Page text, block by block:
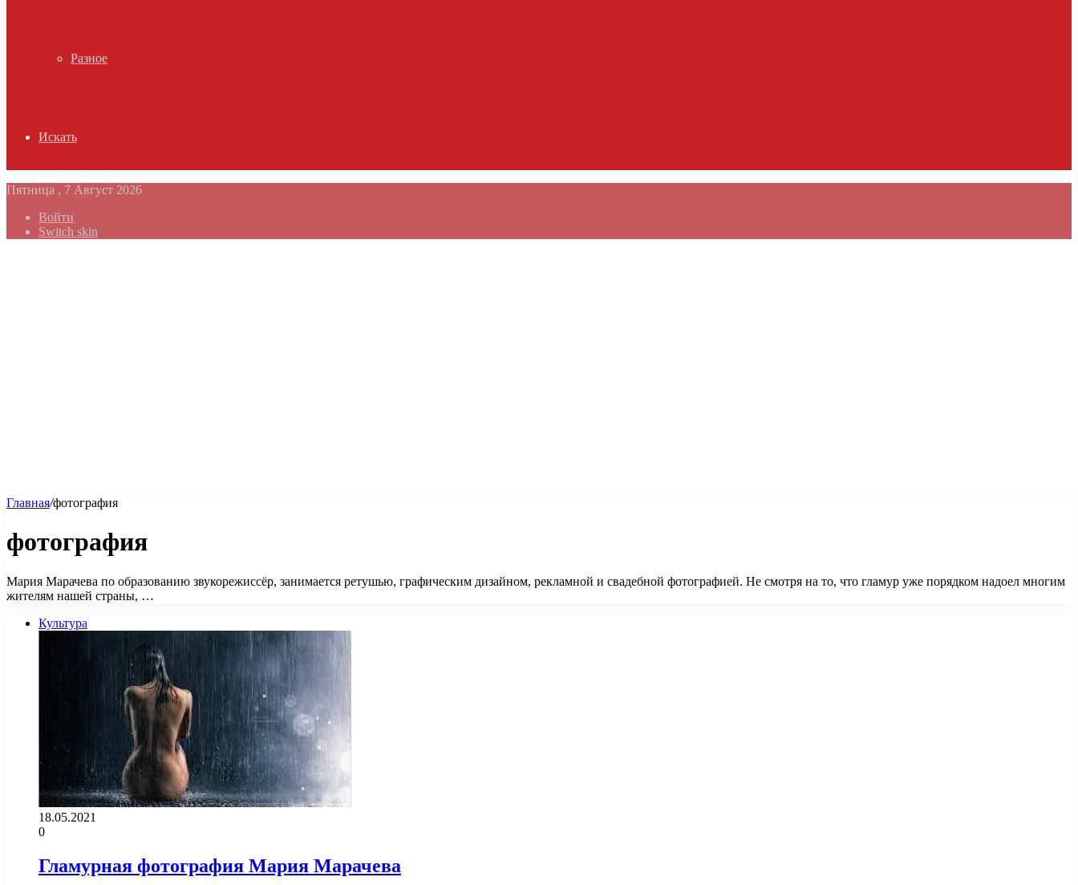
Разное
Искать
Пятница , 7 Август 2026
Войти
Switch skin
Главная/фотография
фотография
Мария Марачева по образованию звукорежиссёр, занимается ретушью, графическим дизайном, рекламной и свадебной фотографией. Не смотря на то, что гламур уже порядком надоел многим
жителям нашей страны, …
Культура
18.05.2021
0
Гламурная фотография Мария Марачева